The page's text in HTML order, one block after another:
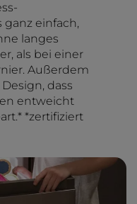
ganz einfach,
langes
als bei einer
Außerdem
dass
entweicht
*zertifiziert